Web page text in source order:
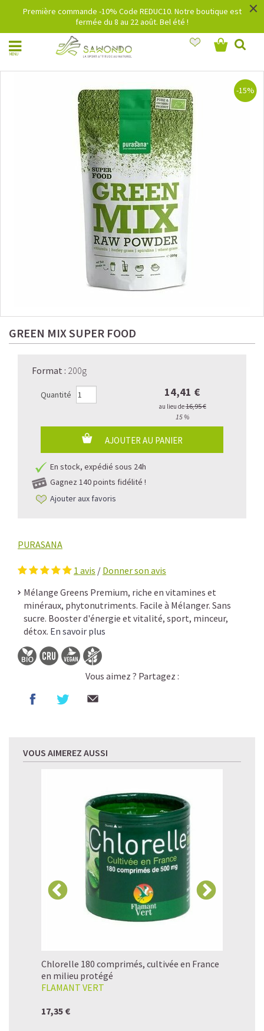
Première commande -10% Code REDUC10. Notre boutique est
fermée du 8 au 22 août. Bel été !
×
MENU
-15%
GREEN MIX SUPER FOOD
Format : 200g
Quantité 14,41 €
au lieu de16,95 €
15 %
AJOUTER AU PANIER
En stock, expédié sous 24h
Gagnez 140 points fidélité !
Ajouter aux favoris
PURASANA
1 avis / Donner son avis
Mélange Greens Premium, riche en vitamines et
minéraux, phytonutriments. Facile à Mélanger. Sans
sucre. Booster d'énergie et vitalité, sport, minceur,
détox. En savoir plus
Vous aimez ? Partagez :
VOUS AIMEREZ AUSSI
Chlorelle 180 comprimés, cultivée en France
en milieu protégé
FLAMANT VERT
17,35 €